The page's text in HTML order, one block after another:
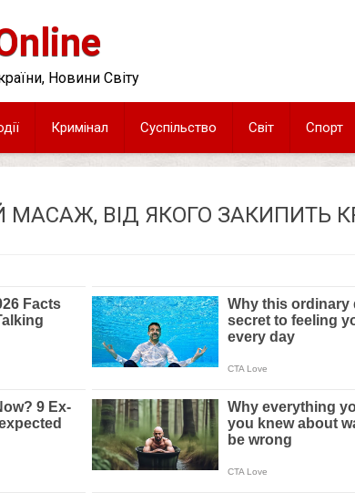
Новини Світу
Кримінал Суспільство Світ Спорт
ВІД ЯКОГО ЗАКИПИТЬ